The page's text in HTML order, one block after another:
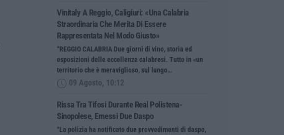
Vinitaly A Reggio, Caligiuri: «Una Calabria
Straordinaria Che Merita Di Essere
Rappresentata Nel Modo Giusto»
“REGGIO CALABRIA Due giorni di vino, storia ed
esposizioni delle eccellenze calabresi. Tutto in «un
territorio che è meraviglioso, sul lungo…
09 Agosto, 10:12
Rissa Tra Tifosi Durante Real Polistena-
Sinopolese, Emessi Due Daspo
“La polizia ha notificato due provvedimenti di daspo,